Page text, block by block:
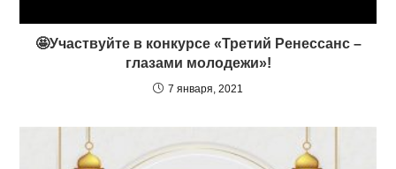
🤩Участвуйте в конкурсе «Третий Ренессанс –
глазами молодежи»!
7 января, 2021